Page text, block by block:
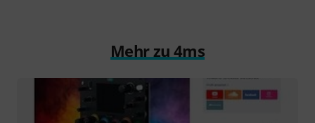
Mehr zu 4ms